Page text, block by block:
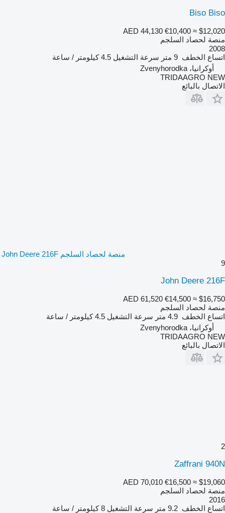
Biso Biso
AED 44,130 €10,400 ≈ $12,020
منصة لحصاد السلجم
2008
اتساع الخطف 9 متر سرعة التشغيل 4.5 كيلومتر / ساعة
أوكرانيا، Zvenyhorodka
TRIDAAGRO NEW
الاتصال بالبائع
منصة لحصاد السلجم John Deere 216F
9
John Deere 216F
AED 61,520 €14,500 ≈ $16,750
منصة لحصاد السلجم
اتساع الخطف 4.9 متر سرعة التشغيل 4.5 كيلومتر / ساعة
أوكرانيا، Zvenyhorodka
TRIDAAGRO NEW
الاتصال بالبائع
2
Zaffrani 940N
AED 70,010 €16,500 ≈ $19,060
منصة لحصاد السلجم
2016
اتساع الخطف 9.2 متر سرعة التشغيل 8 كيلومتر / ساعة